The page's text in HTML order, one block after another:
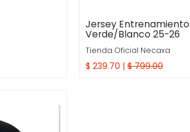
Jersey Entrenamiento
Verde/Blanco 25-26
Tienda Oficial Necaxa
$ 239.70 | $ 799.00